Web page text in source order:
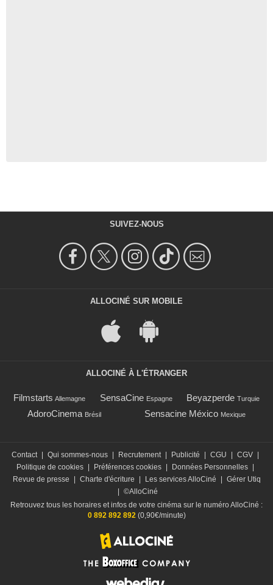
SUIVEZ-NOUS
ALLOCINÉ SUR MOBILE
ALLOCINÉ À L'ÉTRANGER
Filmstarts Allemagne SensaCine Espagne Beyazperde Turquie
AdoroCinema Brésil Sensacine México Mexique
Contact | Qui sommes-nous | Recrutement | Publicité | CGU | CGV |
Politique de cookies | Préférences cookies | Données Personnelles |
Revue de presse
| Charte d'écriture | Les services AlloCiné | Gérer Utiq
| ©AlloCiné
Retrouvez tous les horaires et infos de votre cinéma sur le numéro AlloCiné :
0 892 892 892 (0,90€/minute)